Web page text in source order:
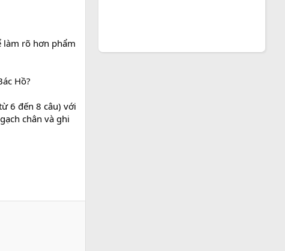
làm rõ hơn phẩm
Hồ?
6 đến 8 câu) với
chân và ghi